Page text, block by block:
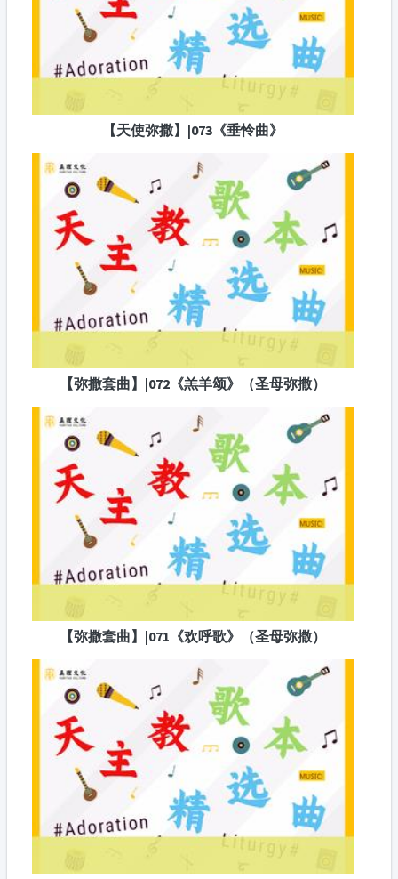
【天使弥撒】|073《垂怜曲》
【弥撒套曲】|072《羔羊颂》（圣母弥撒）
【弥撒套曲】|071《欢呼歌》（圣母弥撒）